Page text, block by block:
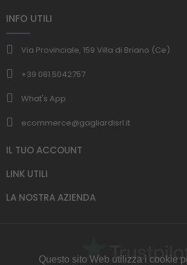
Questo sito Web utilizza i cookie
INFO UTILI
Via Provinciale, 159 Villa di Briano (Ce)
+39 081 5042757
What's App
ecommerce@gagliardisrl.it
IL TUO ACCOUNT
LINK UTILI
LA NOSTRA AZIENDA